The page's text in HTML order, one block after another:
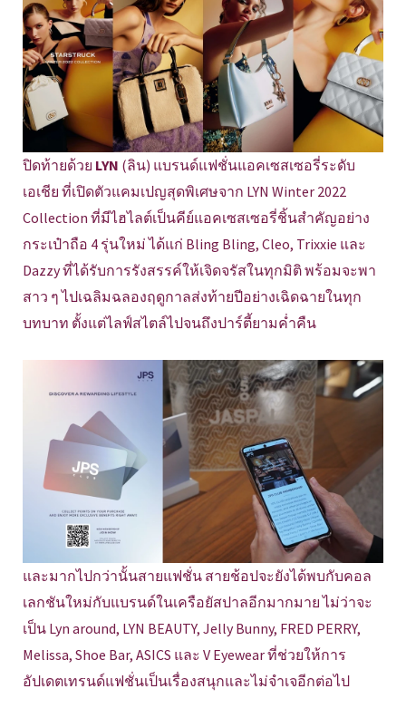
ปิดท้ายด้วย LYN (ลิน) แบรนด์แฟชั่นแอคเซสเซอรี่ระดับ
เอเชีย ที่เปิดตัวแคมเปญสุดพิเศษจาก LYN Winter 2022
Collection ที่มีไฮไลต์เป็นคีย์แอคเซสเซอรี่ชิ้นสำคัญอย่าง
กระเป๋าถือ 4 รุ่นใหม่ ได้แก่ Bling Bling, Cleo, Trixxie และ
Dazzy ที่ได้รับการรังสรรค์ให้เจิดจรัสในทุกมิติ พร้อมจะพา
สาว ๆ ไปเฉลิมฉลองฤดูกาลส่งท้ายปีอย่างเฉิดฉายในทุก
บทบาท ตั้งแต่ไลฟ์สไตล์ไปจนถึงปาร์ตี้ยามค่ำคืน
และมากไปกว่านั้นสายแฟชั่น สายช้อปจะยังได้พบกับคอล
เลกชันใหม่กับแบรนด์ในเครือยัสปาลอีกมากมาย ไม่ว่าจะ
เป็น Lyn around, LYN BEAUTY, Jelly Bunny, FRED PERRY,
Melissa, Shoe Bar, ASICS และ V Eyewear ที่ช่วยให้การ
อัปเดตเทรนด์แฟชั่นเป็นเรื่องสนุกและไม่จำเจอีกต่อไป